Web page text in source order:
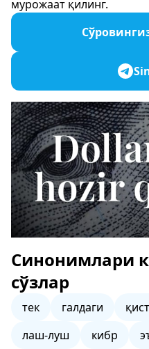
мурожаат қилинг.
Синонимлари
сўзлар
тек галдаги
лаш-луш
кибр